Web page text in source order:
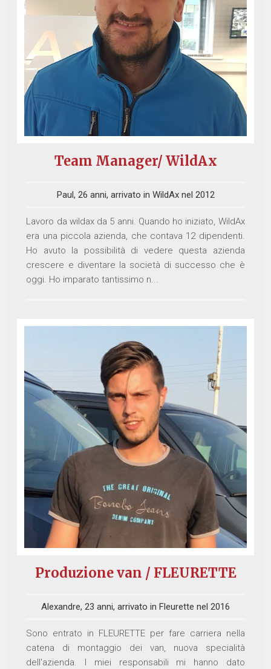
Team Manager/ WildAx
Paul, 26 anni, arrivato in WildAx nel 2012
Lavoro da wildax da 5 anni. Quando ho iniziato, WildAx
era una piccola azienda, che contava 12 dipendenti.
Ho avuto la possibilità di vedere questa azienda
crescere e diventare la società di successo che è
oggi. Ho imparato tantissimo n...
Produzione van / FLEURETTE
Alexandre, 23 anni, arrivato in Fleurette nel 2016
Sono entrato in FLEURETTE per fare carriera nella
catena di montaggio dei van, nuova specialità
dell'azienda. I miei responsabili mi hanno dato